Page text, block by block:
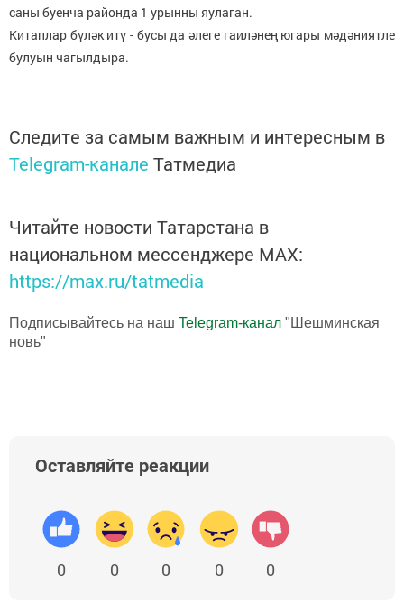
саны буенча районда 1 урынны яулаган.
Китаплар бүләк итү - бусы да әлеге гаиләнең югары мәдәниятле
булуын чагылдыра.
Следите за самым важным и интересным в
Telegram-канале Татмедиа
Читайте новости Татарстана в
национальном мессенджере MАХ:
https://max.ru/tatmedia
Подписывайтесь на наш Telegram-канал "Шешминская
новь"
Оставляйте реакции
0 0 0 0 0